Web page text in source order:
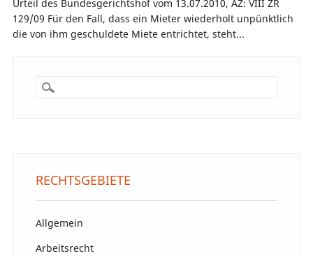
Urteil des Bundesgerichtshof vom 13.07.2010, AZ: VIII ZR
129/09 Für den Fall, dass ein Mieter wiederholt unpünktlich
die von ihm geschuldete Miete entrichtet, steht...
RECHTSGEBIETE
Allgemein
Arbeitsrecht